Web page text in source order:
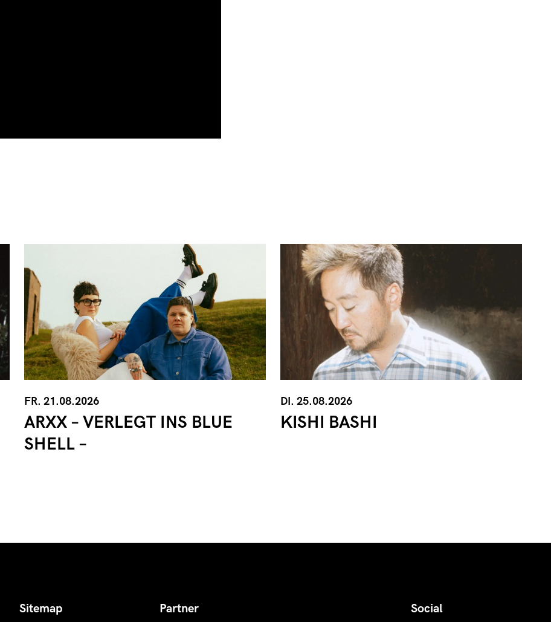
FR. 21.08.2026
ARXX – VERLEGT INS BLUE
SHELL –
DI. 25.08.2026
KISHI BASHI
Sitemap Partner Social